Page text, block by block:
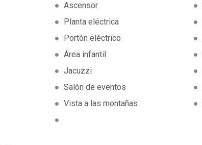
Ascensor
Planta eléctrica
Portón eléctrico
Área infantil
Jacuzzi
Salón de eventos
Vista a las montañas